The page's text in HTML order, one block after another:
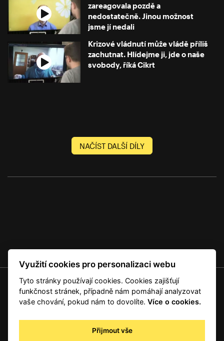
zareagovala pozdě a
nedostatečně. Jinou možnost
jsme jí nedali
Krizové vládnutí může vládě příliš
zachutnat. Hlídejme ji, jde o naše
svobody, říká Cikrt
NAČÍST DALŠÍ DÍLY
© 2001 — 2026 Copyright CMI News a dodavatelé obsahu. |
Autorská práva
Zpracování osobních údajů - registrovaní a předplatitelé
Využití cookies pro personalizaci webu
Tyto stránky používají cookies. Cookies zajišťují
funkčnost stránek, případně nám pomáhají analyzovat
vaše chování, pokud nám to dovolíte.Více o cookies.
Přijmout vše